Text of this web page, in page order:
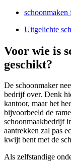
Uitgelichte
Voor wie is
geschikt?
De schoonmaker
bedrijf over. Denk
kantoor, maar het
bijvoorbeeld de
schoonmaakbedrijf
aantrekken zal pas
kwijt bent met de
Als zelfstandige